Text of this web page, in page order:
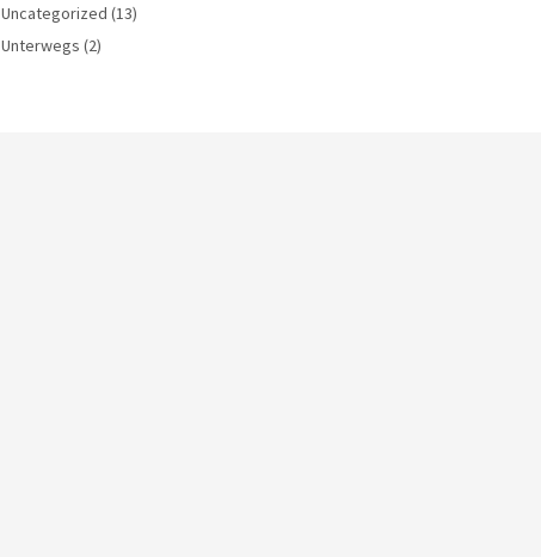
Uncategorized (13)
Unterwegs (2)